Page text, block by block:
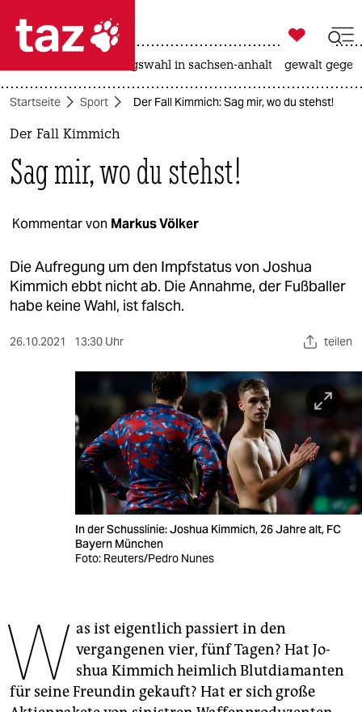
 taz zahl ich
taz zahl ich
politik
öko
gesellschaft
kultur
wahrheit
veranstaltungen
unterstützen
abo
genossenschaft

taz zahl ich
landtagswahl in sachsen-anhalt gewalt
Startseite Sport Der Fall Kimmich: Sag mir, wo du stehst!
Der Fall Kimmich
Sag mir, wo du stehst!
Kommentar von Markus Völker
Die Aufregung um den Impfstatus von Joshua
Kimmich ebbt nicht ab. Die Annahme, der Fußballer
habe keine Wahl, ist falsch.
26.10.2021 13:30 Uhr teilen
In der Schusslinie: Joshua Kimmich, 26 Jahre alt, FC
Bayern München
Foto: Reuters/Pedro Nunes
W as ist eigentlich passiert in den
vergangenen vier, fünf Tagen? Hat Jo­
shua Kimmich heimlich Blutdiamanten
für seine Freundin gekauft? Hat er sich große